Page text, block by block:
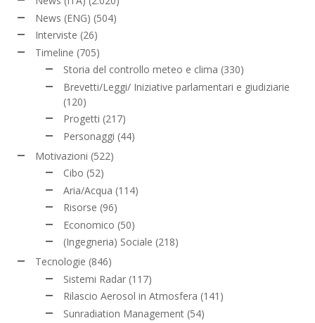
News (ENG) (504)
Interviste (26)
Timeline (705)
Storia del controllo meteo e clima (330)
Brevetti/Leggi/ Iniziative parlamentari e giudiziarie
(120)
Progetti (217)
Personaggi (44)
Motivazioni (522)
Cibo (52)
Aria/Acqua (114)
Risorse (96)
Economico (50)
(Ingegneria) Sociale (218)
Tecnologie (846)
Sistemi Radar (117)
Rilascio Aerosol in Atmosfera (141)
Sunradiation Management (54)